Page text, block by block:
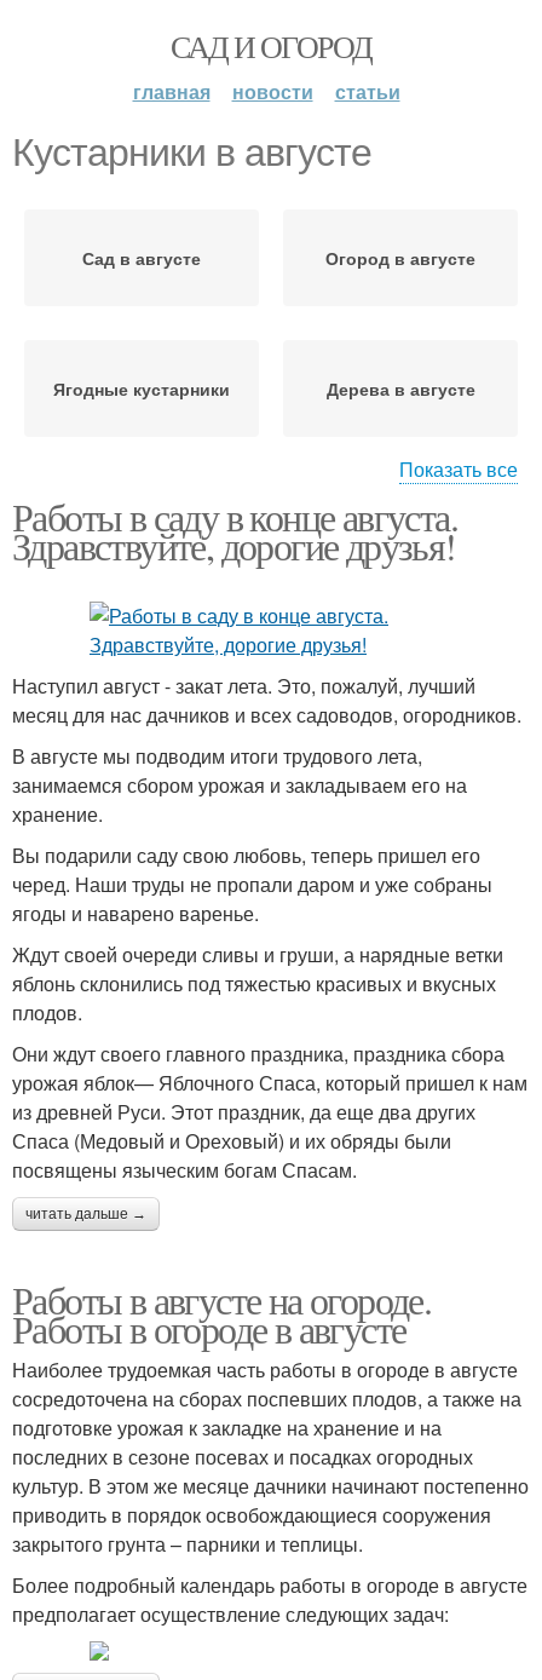
САД И ОГОРОД
главная новости статьи
Кустарники в августе
Сад в августе Огород в августе
Ягодные кустарники Дерева в августе
Работы в августе
Показать все
Работы в саду в конце августа.
Здравствуйте, дорогие друзья!
Наступил август - закат лета. Это, пожалуй, лучший
месяц для нас дачников и всех садоводов, огородников.
В августе мы подводим итоги трудового лета,
занимаемся сбором урожая и закладываем его на
хранение.
Вы подарили саду свою любовь, теперь пришел его
черед. Наши труды не пропали даром и уже собраны
ягоды и наварено варенье.
Ждут своей очереди сливы и груши, а нарядные ветки
яблонь склонились под тяжестью красивых и вкусных
плодов.
Они ждут своего главного праздника, праздника сбора
урожая яблок— Яблочного Спаса, который пришел к нам
из древней Руси. Этот праздник, да еще два других
Спаса (Медовый и Ореховый) и их обряды были
посвящены языческим богам Спасам.
читать дальше →
Работы в августе на огороде.
Работы в огороде в августе
Наиболее трудоемкая часть работы в огороде в августе
сосредоточена на сборах поспевших плодов, а также на
подготовке урожая к закладке на хранение и на
последних в сезоне посевах и посадках огородных
культур. В этом же месяце дачники начинают постепенно
приводить в порядок освобождающиеся сооружения
закрытого грунта – парники и теплицы.
Более подробный календарь работы в огороде в августе
предполагает осуществление следующих задач: